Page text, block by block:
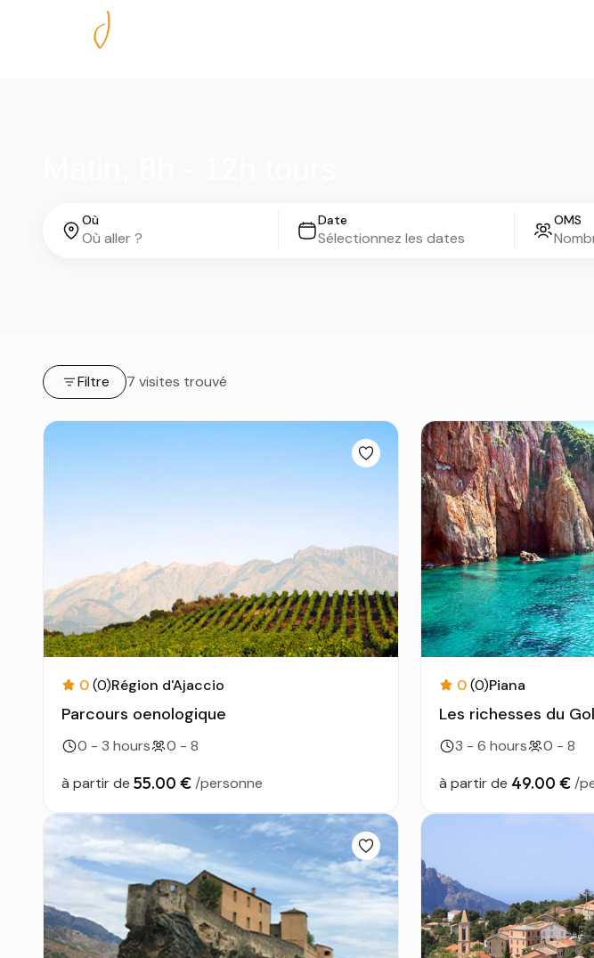
Où Date OMS
Filtre 7 visites trouvé
0(0)Région d'Ajaccio
Parcours oenologique
0 - 3 hours
0 - 8
à partir de 55.00 €/personne
0(0)Piana
Les richesses du
3 - 6 hours
0 - 8
à partir de 49.00 €/